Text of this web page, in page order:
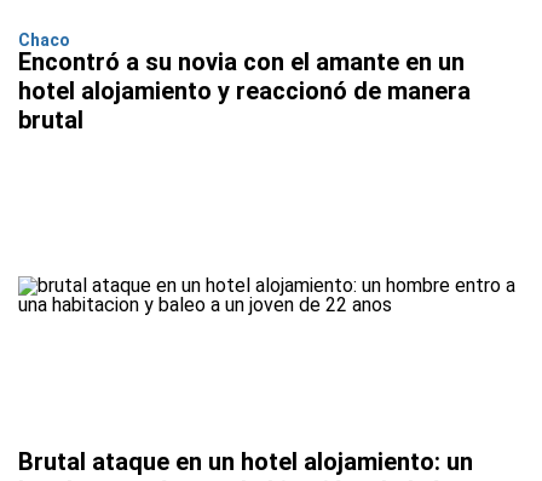
Chaco
Encontró a su novia con el amante en un
hotel alojamiento y reaccionó de manera
brutal
Brutal ataque en un hotel alojamiento: un